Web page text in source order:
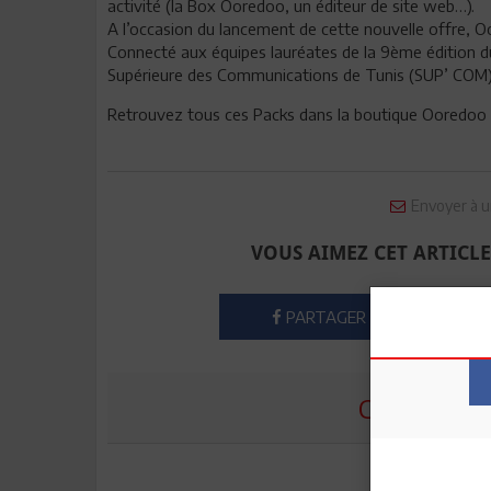
activité (la Box Ooredoo, un éditeur de site web…).
A l’occasion du lancement de cette nouvelle offre,
Connecté aux équipes lauréates de la 9ème édition
Supérieure des Communications de Tunis (SUP’
Retrouvez tous ces Packs dans la boutique
Envoyer à
VOUS AIMEZ CET
PARTAGER